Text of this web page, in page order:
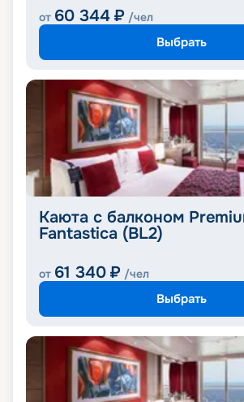
от 60 344 ₽ /чел
Выбрать
Каюта с балконом
Fantastica (BL2)
от 61 340 ₽ /чел
Выбрать